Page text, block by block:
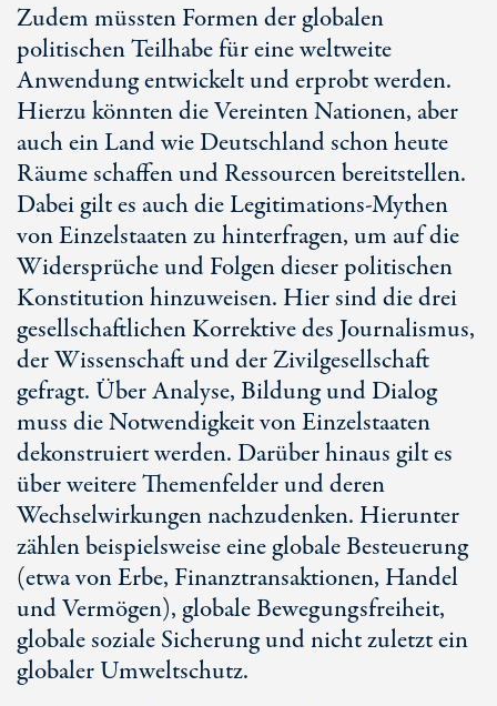
Zudem müssten Formen der globalen
politischen Teilhabe für eine weltweite
Anwendung entwickelt und erprobt werden.
Hierzu könnten die Vereinten Nationen, aber
auch ein Land wie Deutschland schon heute
Räume schaffen und Ressourcen bereitstellen.
Dabei gilt es auch die Legitimations-Mythen
von Einzelstaaten zu hinterfragen, um auf die
Widersprüche und Folgen dieser politischen
Konstitution hinzuweisen. Hier sind die drei
gesellschaftlichen Korrektive des Journalismus,
der Wissenschaft und der Zivilgesellschaft
gefragt. Über Analyse, Bildung und Dialog
muss die Notwendigkeit von Einzelstaaten
dekonstruiert werden. Darüber hinaus gilt es
über weitere Themenfelder und deren
Wechselwirkungen nachzudenken. Hierunter
zählen beispielsweise eine globale Besteuerung
(etwa von Erbe, Finanztransaktionen, Handel
und Vermögen), globale Bewegungsfreiheit,
globale soziale Sicherung und nicht zuletzt ein
globaler Umweltschutz.